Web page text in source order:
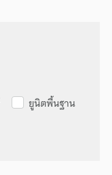
ยูนิตพื้นฐาน